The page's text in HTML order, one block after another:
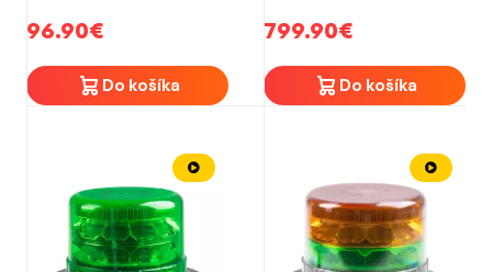
96.90€
Do košíka
799.90€
Do košíka